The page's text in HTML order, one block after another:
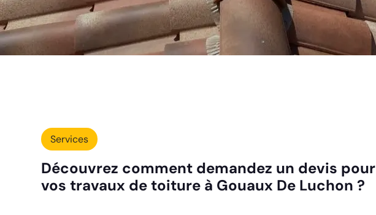
Services
Découvrez comment demandez un devis pour
vos travaux de toiture à Gouaux De Luchon ?